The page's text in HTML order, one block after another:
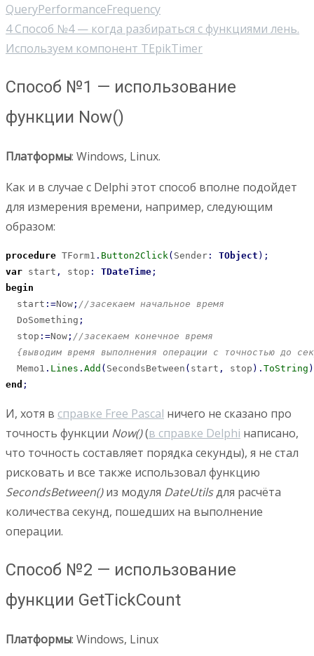
QueryPerformanceFrequency
4 Способ №4 — когда разбираться с функциями лень.
Используем компонент TEpikTimer
Способ №1 — использование
функции Now()
Платформы: Windows, Linux.
Как и в случае с Delphi этот способ вполне подойдет
для измерения времени, например, следующим
образом:
procedure TForm1 . Button2Click ( Sender : TObject ) ;
var start , stop : TDateTime ;
begin
  start
: =Now ; //засекаем начальное время
  DoSomething
;
  stop
: =Now ; //засекаем конечное время
{выводим время выполнения операции с точностью до
  Memo1
. Lines . Add ( SecondsBetween ( start , stop ) . ToString )
end ;
И, хотя в справке Free Pascal ничего не сказано про
точность функции Now()(в справке Delphi написано,
что точность составляет порядка секунды), я не стал
рисковать и все также использовал функцию
SecondsBetween()из модуля DateUtilsдля расчёта
количества секунд, пошедших на выполнение
операции.
Способ №2 — использование
функции GetTickCount
Платформы: Windows, Linux